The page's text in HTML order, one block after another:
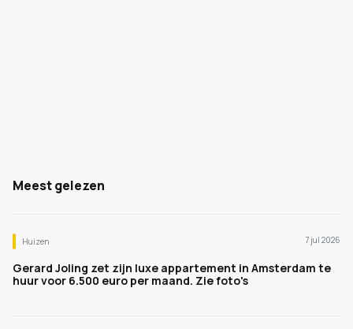
Meest gelezen
Huizen 7 jul 2026
Gerard Joling zet zijn luxe appartement in Amsterdam te
huur voor 6.500 euro per maand. Zie foto's